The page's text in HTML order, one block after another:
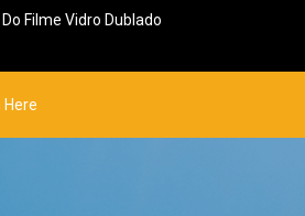
Filme Vidro Dublado